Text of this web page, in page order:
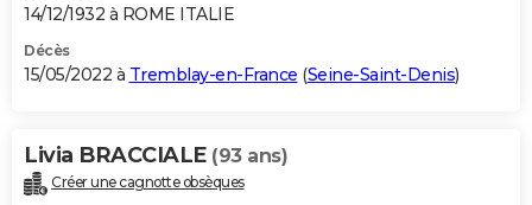
14/12/1932 à ROME ITALIE
Décès
15/05/2022 à Tremblay-en-France (Seine-Saint-Denis)
Livia BRACCIALE (93 ans)
Créer une cagnotte obsèques